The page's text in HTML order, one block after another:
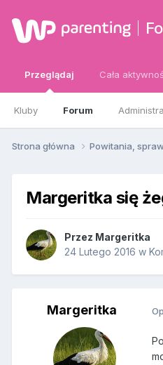
Przeglądaj
Kluby Forum
Cała
Strona główna Powitania,
Margeritka się
Przez Margeritka
24 Lutego 2016 w
Margeritka